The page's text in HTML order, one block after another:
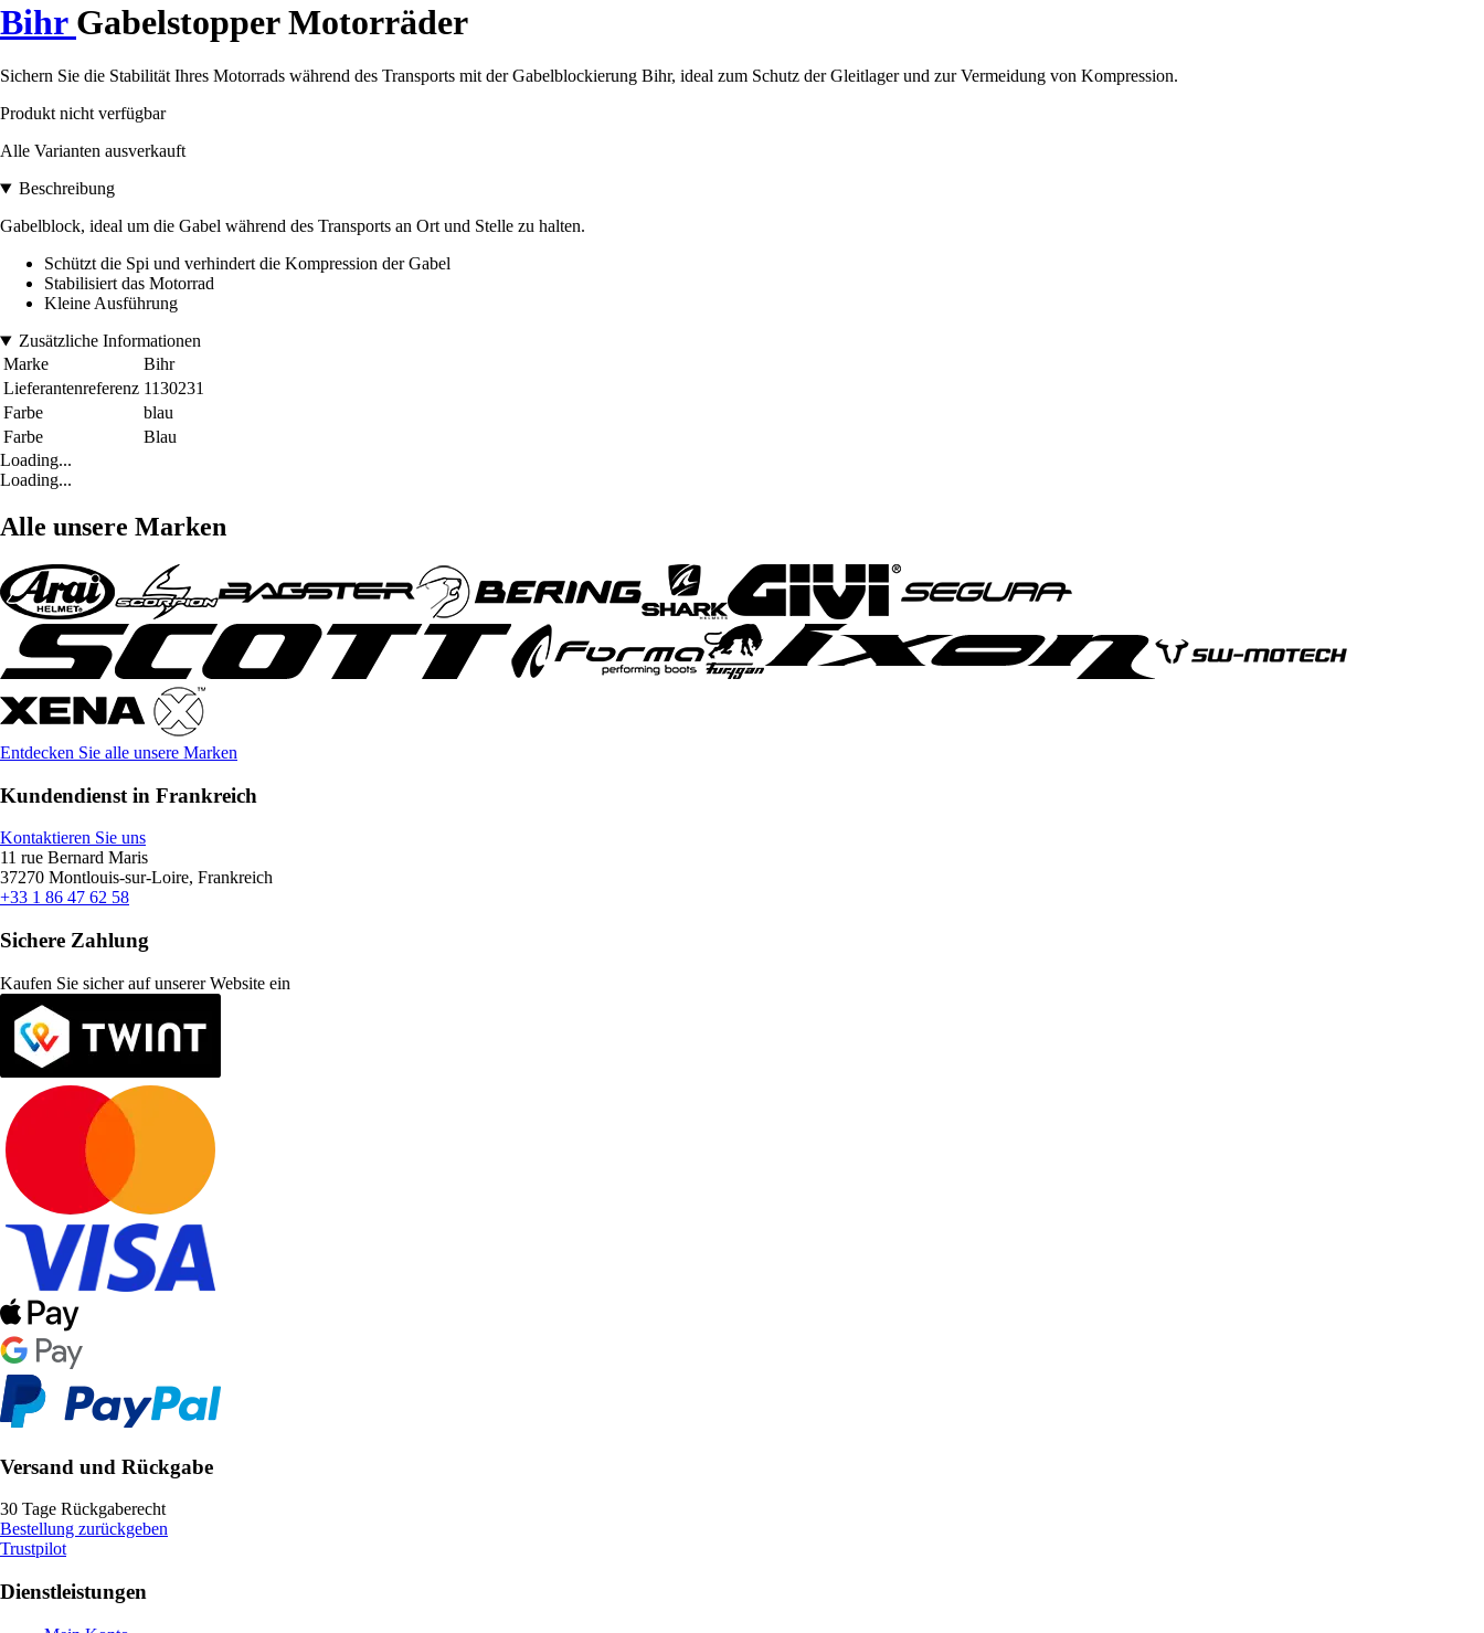
Bihr Gabelstopper Motorräder
Sichern Sie die Stabilität Ihres Motorrads während des Transports mit der Gabelblockierung Bihr, ideal zum Schutz der Gleitlager und zur Vermeidung von Kompression.
Produkt nicht verfügbar
Alle Varianten ausverkauft
Beschreibung
Gabelblock, ideal um die Gabel während des Transports an Ort und Stelle zu halten.
Schützt die Spi und verhindert die Kompression der Gabel
Stabilisiert das Motorrad
Kleine Ausführung
Zusätzliche Informationen
Marke
Bihr
Lieferantenreferenz 1130231
Farbe
blau
Farbe
Blau
Loading...
Loading...
Alle unsere Marken
Entdecken Sie alle unsere Marken
Kundendienst in Frankreich
Kontaktieren Sie uns
11 rue Bernard Maris
37270 Montlouis-sur-Loire, Frankreich
+33 1 86 47 62 58
Sichere Zahlung
Kaufen Sie sicher auf unserer Website ein
Versand und Rückgabe
30 Tage Rückgaberecht
Bestellung zurückgeben
Trustpilot
Dienstleistungen